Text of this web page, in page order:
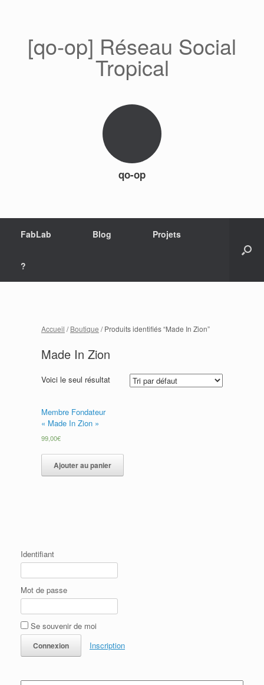
[qo-op] Réseau Social
Tropical
qo-op
FabLab Blog Projets
?
Accueil /Boutique / Produits identifiés “Made In Zion”
Made In Zion
Voici le seul résultat
Membre Fondateur
« Made In Zion »
99,00€
Ajouter au panier
Identifiant
Mot de passe
Se souvenir de moi
Inscription